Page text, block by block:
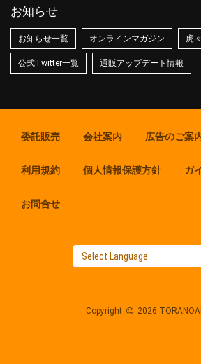
お知らせ
お知らせ一覧 オンラインマガジン 虎
公式Twitter一覧 通販アップデート情報
委託販売 会社案内 広告のご案
利用規約 個人情報保護方針 ガ
お問合せ
Copyright 2026